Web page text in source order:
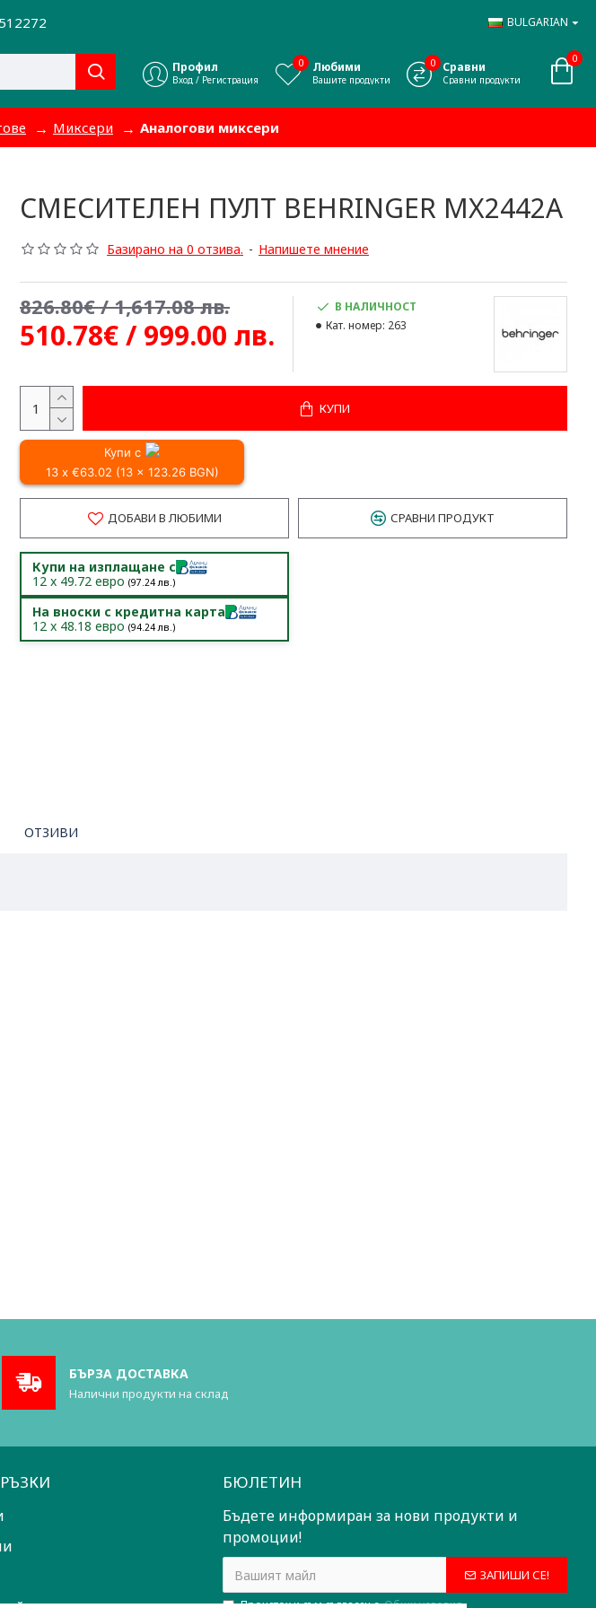
BULGARIAN
Профил
Вход / Регистрация
Любими
Вашите продукти
0 Сравни
Сравни продукти
0 0
Миксери Аналогови миксери
СМЕСИТЕЛЕН ПУЛТ BEHRINGER MX2442A
Базирано на 0 отзива. - Напишете мнение
510.78€ / 999.00 лв.
826.80€ / 1,617.08 лв.
В НАЛИЧНОСТ
Кат. номер: 263
КУПИ
Купи с
13 x €63.02 (13 x 123.26 BGN)
ДОБАВИ В ЛЮБИМИ СРАВНИ ПРОДУКТ
Купи на изплащане с
12 x 49.72 евро (97.24лв.)
На вноски с кредитна карта
12 x 48.18 евро (94.24лв.)
ОТЗИВИ
БЪРЗА ДОСТАВКА
Налични продукти на склад
БЮЛЕТИН
Бъдете информиран за нови продукти и
промоции!
ЗАПИШИ СЕ!